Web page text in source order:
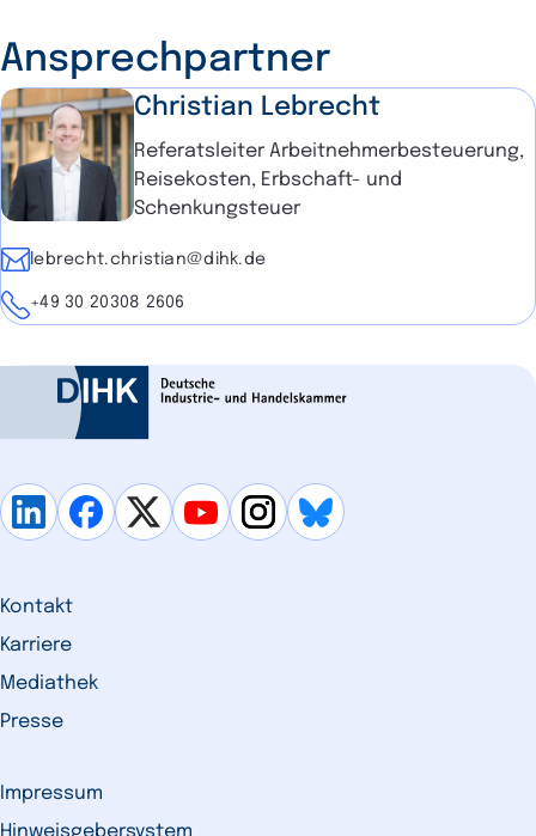
Ansprechpartner
Christian Lebrecht
Referatsleiter Arbeitnehmerbesteuerung,
Reisekosten, Erbschaft- und
Schenkungsteuer
E-Maillebrecht.christian@dihk.de
Telefon
+49 30 20308 2606
Kontakt
Karriere
Mediathek
Presse
Impressum
Hinweisgebersystem